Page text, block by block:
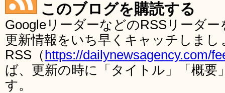
このブログを購読する
GoogleリーダーなどのRSSリーダ
更新情報をいち早くキャッチしま
RSS（ https://dailynewsagency.com/
ば、更新の時に「タイトル」「概要
す。